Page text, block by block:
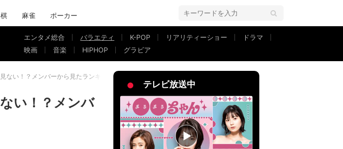
麻雀 ポーカー
エンタメ総合 バラエティ K-POP リアリティーショー
ドラマ
映画
音楽 HIPHOP グラビア
ない！？メンバーから見たランキングに驚き
い！？メンバ
テレビ放送中